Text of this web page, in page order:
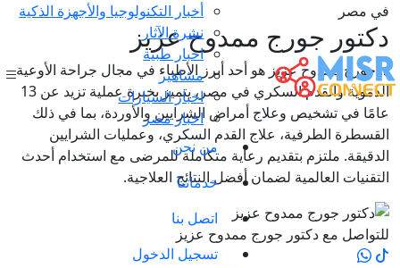
أخبار التكنولوجيا والأجهزة الذكية
نشرة الآثار
اخبار طبية
مشاهير
اخبار السيارات
اخبار مصر
من نحن
خدماتنا
اتصل بنا
تسجيل الدخول
في مصر
دكتور جورج ممدوح عزيز
د. جورج ممدوح عزيز هو أحد أبرز الأطباء في مجال جراحة الأوعية
الدموية والقدم السكري في مصر، يتميز بخبرة عملية تزيد عن 13
عامًا في تشخيص وعلاج أمراض الشرايين والأوردة، بما في ذلك
القسطرة الطرفية، علاج القدم السكري، وعمليات الشرايين
الدقيقة. ملتزم بتقديم رعاية متكاملة للمرضى مع استخدام أحدث
التقنيات العالمية لضمان أفضل النتائج العلاجية.
للتواصل مع دكتور جورج ممدوح عزيز